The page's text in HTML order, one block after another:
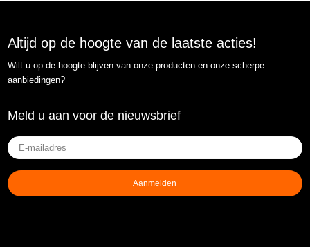
Altijd op de hoogte van de laatste acties!
Wilt u op de hoogte blijven van onze producten en onze scherpe
aanbiedingen?
Meld u aan voor de nieuwsbrief
E-
mailadres(Vereist)
Aanmelden